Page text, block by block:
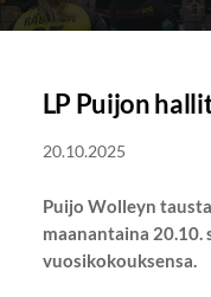
LP Puijon
20.10.2025
Puijo Wolleyn
maanantaina 20.10.
vuosikokouksensa.